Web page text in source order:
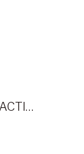
UDDERGOLD PLATINUM ACTIVADOR 20L